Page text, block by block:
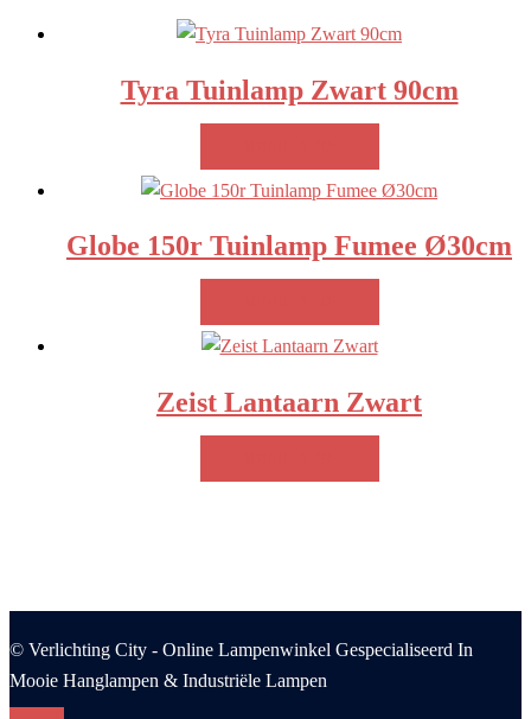
Tyra Tuinlamp Zwart 90cm
Globe 150r Tuinlamp Fumee Ø30cm
Zeist Lantaarn Zwart
© Verlichting City - Online Lampenwinkel Gespecialiseerd In
Mooie Hanglampen & Industriële Lampen